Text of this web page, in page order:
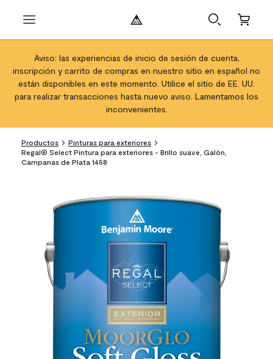
Aviso: las experiencias de inicio de sesión de cuenta,
inscripción y carrito de compras en nuestro sitio en español no
están disponibles en este momento. Utilice el sitio de EE. UU.
para realizar transacciones hasta nuevo aviso. Lamentamos los
inconvenientes.
Productos
Pinturas para exteriores
Regal® Select Pintura para exteriores - Brillo suave, Galón,
Campanas de Plata 1458